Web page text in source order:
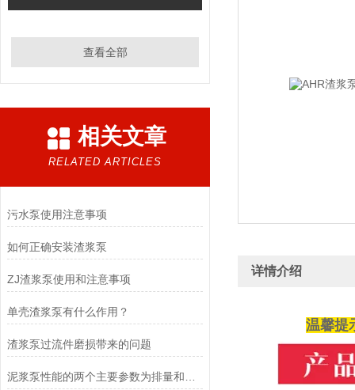
查看全部
相关文章
RELATED ARTICLES
污水泵使用注意事项
如何正确安装渣浆泵
ZJ渣浆泵使用和注意事项
单壳渣浆泵有什么作用？
渣浆泵过流件磨损带来的问题
详情介绍
温馨提